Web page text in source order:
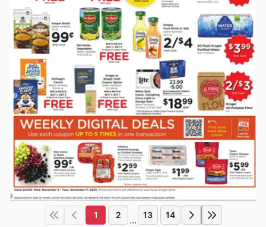
1 2 ... 13 14